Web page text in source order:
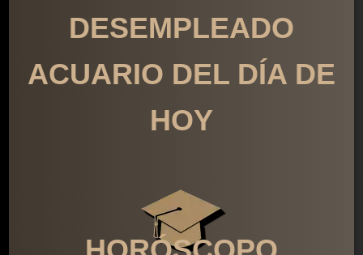
DESEMPLEADO
ACUARIO DEL DÍA DE
HOY